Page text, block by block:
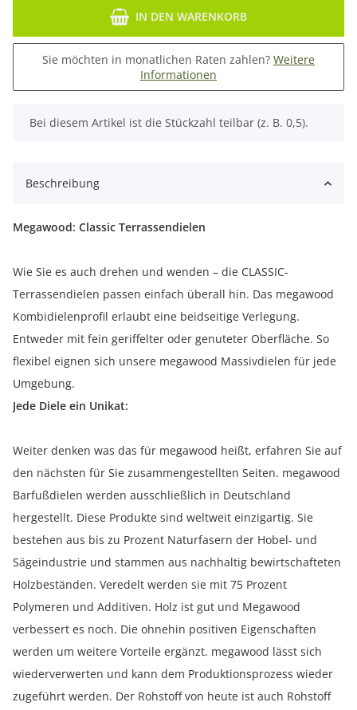
IN DEN WARENKORB
Sie möchten in monatlichen Raten zahlen? Weitere
Informationen
x
Bei diesem Artikel ist die Stückzahl teilbar (z. B. 0,5).
Beschreibung
Megawood: Classic Terrassendielen
Wie Sie es auch drehen und wenden – die CLASSIC-
Terrassendielen passen einfach überall hin. Das megawood
Kombidielenprofil erlaubt eine beidseitige Verlegung.
Entweder mit fein geriffelter oder genuteter Oberfläche. So
flexibel eignen sich unsere megawood Massivdielen für jede
Umgebung.
Jede Diele ein Unikat:
Weiter denken was das für megawood heißt, erfahren Sie auf
den nächsten für Sie zusammengestellten Seiten. megawood
Barfußdielen werden ausschließlich in Deutschland
hergestellt. Diese Produkte sind weltweit einzigartig. Sie
bestehen aus bis zu Prozent Naturfasern der Hobel- und
Sägeindustrie und stammen aus nachhaltig bewirtschafteten
Holzbeständen. Veredelt werden sie mit 75 Prozent
Polymeren und Additiven. Holz ist gut und Megawood
verbessert es noch. Die ohnehin positiven Eigenschaften
werden um weitere Vorteile ergänzt. megawood lässt sich
wiederverwerten und kann dem Produktionsprozess wieder
zugeführt werden. Der Rohstoff von heute ist auch Rohstoff